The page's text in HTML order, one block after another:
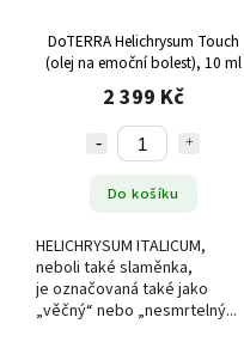
DoTERRA Helichrysum Touch
(olej na emoční bolest), 10 ml
2 399 Kč
Do košíku
HELICHRYSUM ITALICUM,
neboli také slaměnka,
je označovaná také jako
„věčný“ nebo „nesmrtelný...